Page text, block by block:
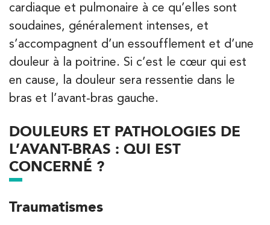
cardiaque et pulmonaire à ce qu’elles sont
soudaines, généralement intenses, et
s’accompagnent d’un essoufflement et d’une
douleur à la poitrine. Si c’est le cœur qui est
en cause, la douleur sera ressentie dans le
bras et l’avant-bras gauche.
DOULEURS ET PATHOLOGIES DE
L’AVANT-BRAS : QUI EST
CONCERNÉ ?
Traumatismes
68 Av. de Villiers 75017 Paris
68 Av. de Villiers 75017 Paris
01 44 90 90 40
PRENEZ RDV SUR
PRENEZ RDV SUR
IK Paris 8 – Saint Lazare
20 Rue de la Pépinière 75008 Paris
Kinésithérapie